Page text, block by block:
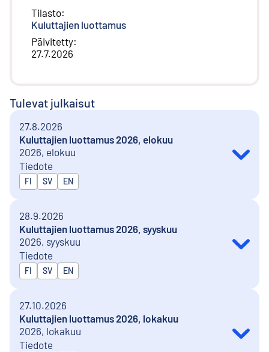
Tilasto:
Kuluttajien luottamus
Päivitetty:
27.7.2026
Tulevat julkaisut
27.8.2026
Kuluttajien luottamus 2026, elokuu
2026, elokuu
Tiedote
Julkaistaan kielillä
FI SV EN
28.9.2026
Kuluttajien luottamus 2026, syyskuu
2026, syyskuu
Tiedote
Julkaistaan kielillä
FI SV EN
27.10.2026
Kuluttajien luottamus 2026, lokakuu
2026, lokakuu
Tiedote